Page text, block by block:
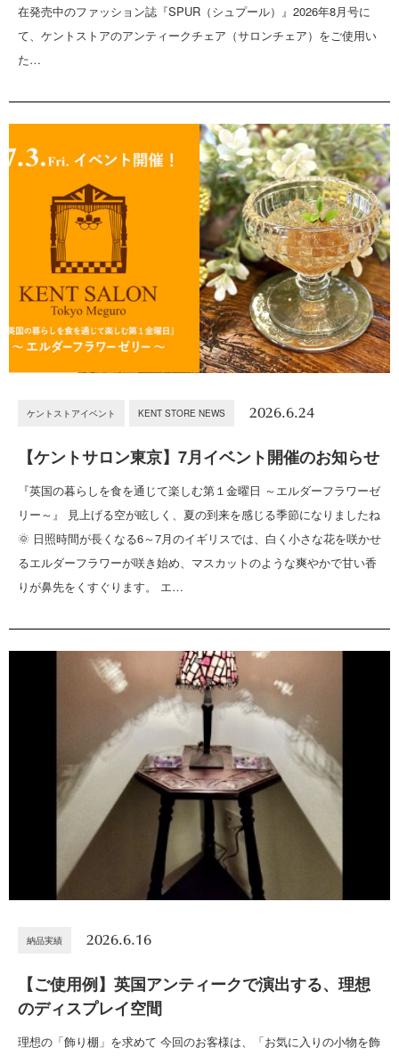
在発売中のファッション誌『SPUR（シュプール）』2026年8月号に
て、ケントストアのアンティークチェア（サロンチェア）をご使用い
た…
ケントストアイベント KENT STORE NEWS 2026.6.24
【ケントサロン東京】7月イベント開催のお知らせ
『英国の暮らしを食を通じて楽しむ第１金曜日 ～エルダーフラワーゼ
リー～』 見上げる空が眩しく、夏の到来を感じる季節になりましたね
🌞 日照時間が長くなる6～7月のイギリスでは、白く小さな花を咲かせ
るエルダーフラワーが咲き始め、マスカットのような爽やかで甘い香
りが鼻先をくすぐります。 エ…
納品実績 2026.6.16
【ご使用例】英国アンティークで演出する、理想
のディスプレイ空間
理想の「飾り棚」を求めて 今回のお客様は、「お気に入りの小物を飾